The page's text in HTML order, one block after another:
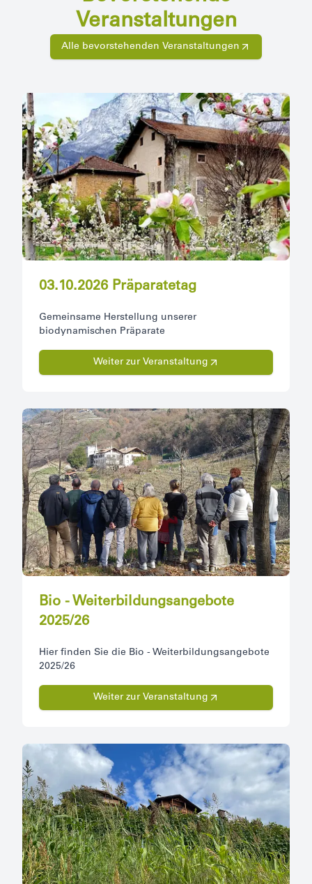
Veranstaltungen
Alle bevorstehenden Veranstaltungen
03.10.2026 Präparatetag
Gemeinsame Herstellung unserer
biodynamischen Präparate
Weiter zur Veranstaltung
Bio - Weiterbildungsangebote
2025/26
Hier finden Sie die Bio - Weiterbildungsangebote
2025/26
Weiter zur Veranstaltung